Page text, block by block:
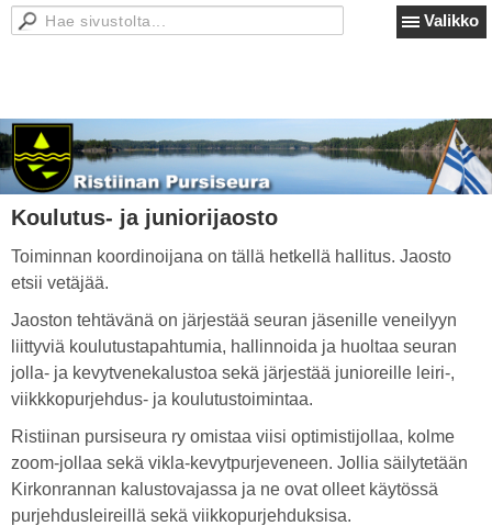
Valikko
Koulutus- ja juniorijaosto
Toiminnan koordinoijana on tällä hetkellä hallitus. Jaosto
etsii vetäjää.
Jaoston tehtävänä on järjestää seuran jäsenille veneilyyn
liittyviä koulutustapahtumia, hallinnoida ja huoltaa seuran
jolla- ja kevytvenekalustoa sekä järjestää junioreille leiri-,
viikkkopurjehdus- ja koulutustoimintaa.
Ristiinan pursiseura ry omistaa viisi optimistijollaa, kolme
zoom-jollaa sekä vikla-kevytpurjeveneen. Jollia säilytetään
Kirkonrannan kalustovajassa ja ne ovat olleet käytössä
purjehdusleireillä sekä viikkopurjehduksisa.